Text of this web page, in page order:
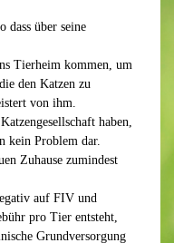
dass über seine
Tierheim kommen, um
den Katzen zu
von ihm.
haben,
kein Problem dar.
Zuhause zumindest
auf FIV und
pro Tier entsteht,
Grundversorgung